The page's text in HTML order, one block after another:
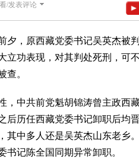
/发表评论
夕，原西藏党委书记吴英杰被
立功表现，对其判处死刑，可
查。
中共前党魁胡锦涛曾主政西
后历任西藏党委书记卸职后均
中多人还是吴英杰山东老乡
记陈全国同期异常卸职。